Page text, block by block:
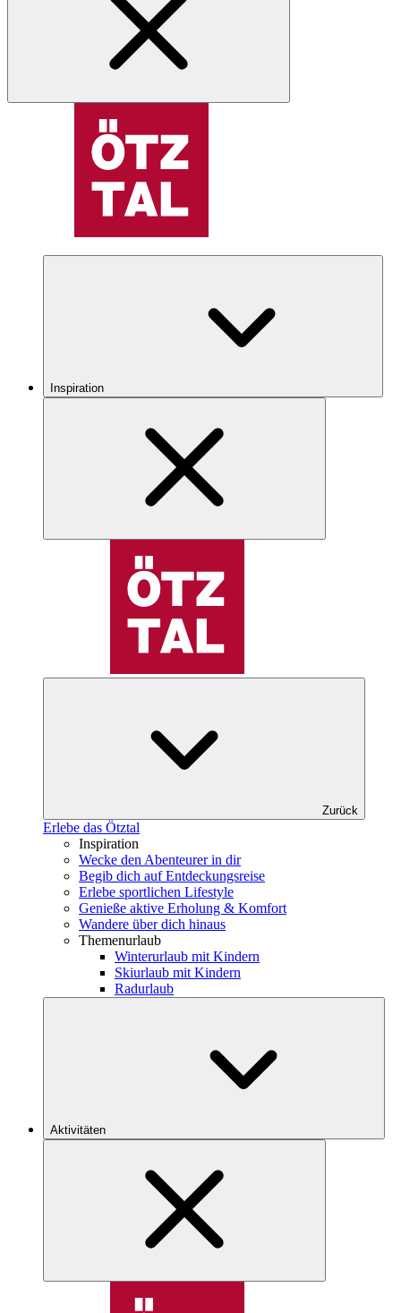
Inspiration
Zurück
Erlebe das Ötztal
Inspiration
Wecke den Abenteurer in dir
Begib dich auf Entdeckungsreise
Erlebe sportlichen Lifestyle
Genieße aktive Erholung & Komfort
Wandere über dich hinaus
Themenurlaub
Winterurlaub mit Kindern
Skiurlaub mit Kindern
Radurlaub
Aktivitäten